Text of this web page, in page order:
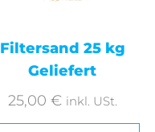
Filtersand 25 kg
Geliefert
25,00 € inkl. USt.